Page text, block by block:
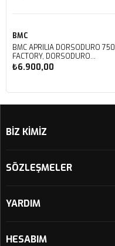
BMC
BMC APRILIA DORSODURO 750
FACTORY, DORSODURO
900, SHIVER 750 GT, SHIVER
750 KUTU İÇİ PERFORMANS
₺6.900,00
BİZ KİMİZ
SÖZLEŞMELER
YARDIM
HESABIM